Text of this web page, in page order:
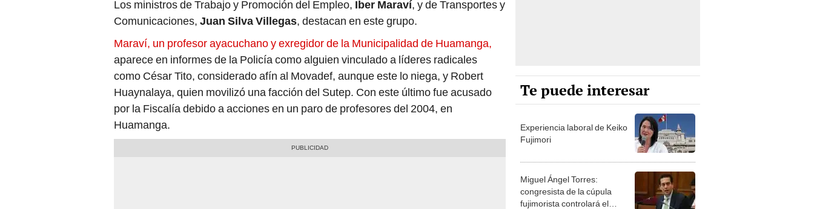
Los ministros de Trabajo y Promoción del Empleo, Iber Maraví, y de Transportes y
Comunicaciones, Juan Silva Villegas, destacan en este grupo.
Maraví, un profesor ayacuchano y exregidor de la Municipalidad de Huamanga,
aparece en informes de la Policía como alguien vinculado a líderes radicales
como César Tito, considerado afín al Movadef, aunque este lo niega, y Robert
Huaynalaya, quien movilizó una facción del Sutep. Con este último fue acusado
por la Fiscalía debido a acciones en un paro de profesores del 2004, en
Huamanga.
Te puede interesar
Experiencia laboral de Keiko
Fujimori
Miguel Ángel Torres:
congresista de la cúpula
fujimorista controlará el